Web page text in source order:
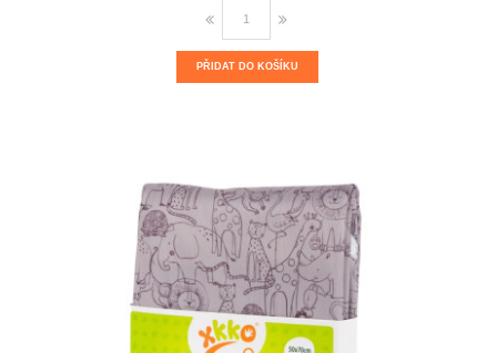
PŘIDAT DO KOŠÍKU